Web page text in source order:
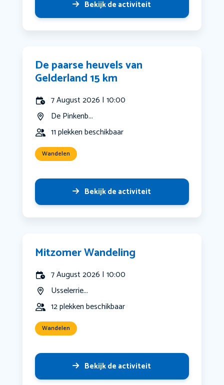
Bekijk de activiteit
De paarse heuvels van
Gelderland 15 km
7 August 2026 | 10:00
De Pinkenb...
11 plekken beschikbaar
Wandelen
Bekijk de activiteit
Mitzomer Wandeling
7 August 2026 | 10:00
Usselerrie...
12 plekken beschikbaar
Wandelen
Bekijk de activiteit